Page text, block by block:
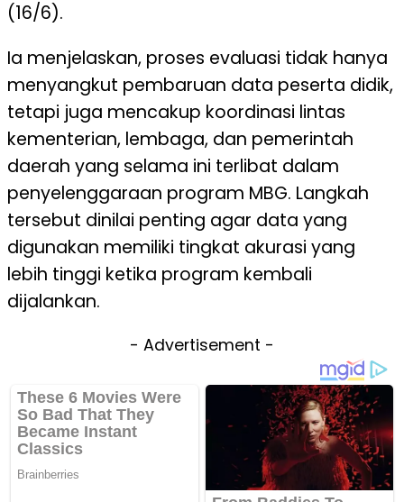
(16/6).
Ia menjelaskan, proses evaluasi tidak hanya
menyangkut pembaruan data peserta didik,
tetapi juga mencakup koordinasi lintas
kementerian, lembaga, dan pemerintah
daerah yang selama ini terlibat dalam
penyelenggaraan program MBG. Langkah
tersebut dinilai penting agar data yang
digunakan memiliki tingkat akurasi yang
lebih tinggi ketika program kembali
dijalankan.
- Advertisement -